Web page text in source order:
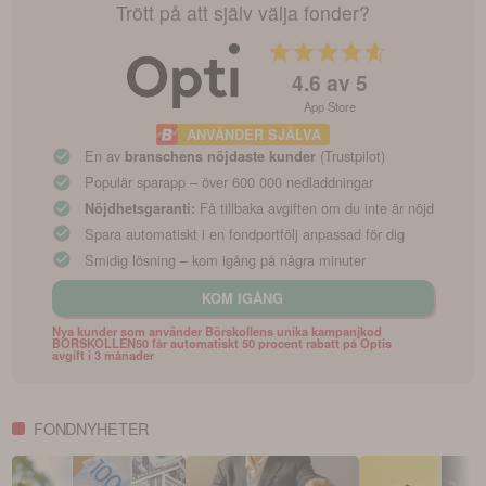
Trött på att själv välja fonder?
4.6 av 5
App Store
ANVÄNDER SJÄLVA
En av branschens nöjdaste kunder (Trustpilot)
Populär sparapp – över 600 000 nedladdningar
Nöjdhetsgaranti: Få tillbaka avgiften om du inte är nöjd
Spara automatiskt i en fondportfölj anpassad för dig
Smidig lösning – kom igång på några minuter
KOM IGÅNG
Nya kunder som använder Börskollens unika kampanjkod
BORSKOLLEN50 får automatiskt 50 procent rabatt på Optis
avgift i 3 månader
FONDNYHETER